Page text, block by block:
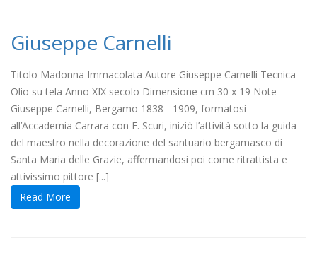
Giuseppe Carnelli
Titolo Madonna Immacolata Autore Giuseppe Carnelli Tecnica
Olio su tela Anno XIX secolo Dimensione cm 30 x 19 Note
Giuseppe Carnelli, Bergamo 1838 - 1909, formatosi
all’Accademia Carrara con E. Scuri, iniziò l’attività sotto la guida
del maestro nella decorazione del santuario bergamasco di
Santa Maria delle Grazie, affermandosi poi come ritrattista e
attivissimo pittore [...]
Read More